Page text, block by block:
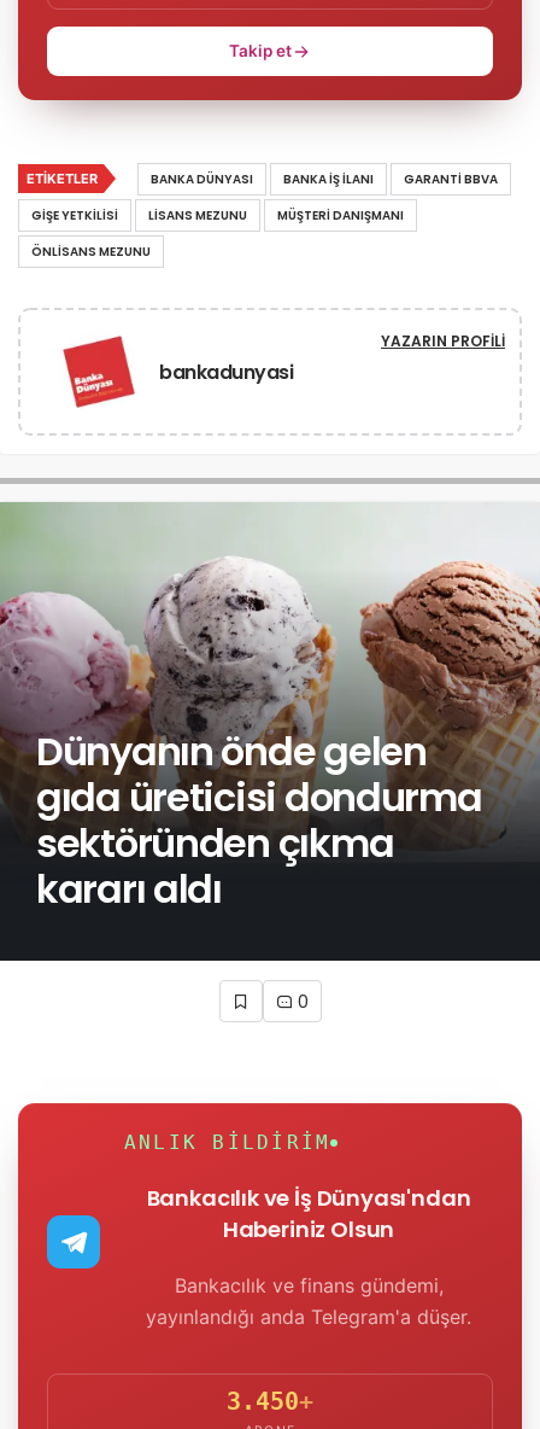
Takip et
ETIKETLER BANKA DÜNYASI BANKA IŞ ILANI
GARANTI BBVA
GIŞE YETKILISI
LISANS MEZUNU
MÜŞTERI DANIŞMANI
ÖNLISANS MEZUNU
bankadunyasi
YAZARIN PROFILI
Dünyanın önde gelen
gıda üreticisi dondurma
sektöründen çıkma
kararı aldı
0
ANLIK BILDIRIM
Bankacılık ve İş Dünyası'ndan
Haberiniz Olsun
Bankacılık ve finans gündemi,
yayınlandığı anda Telegram'a düşer.
3.450+